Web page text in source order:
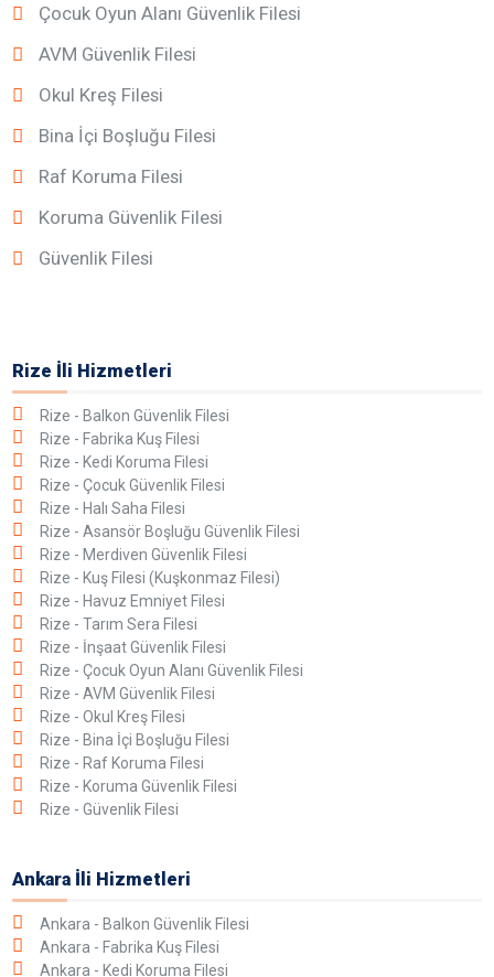
Çocuk Oyun Alanı Güvenlik Filesi
AVM Güvenlik Filesi
Okul Kreş Filesi
Bina İçi Boşluğu Filesi
Raf Koruma Filesi
Koruma Güvenlik Filesi
Güvenlik Filesi
Rize İli Hizmetleri
Rize - Balkon Güvenlik Filesi
Rize - Fabrika Kuş Filesi
Rize - Kedi Koruma Filesi
Rize - Çocuk Güvenlik Filesi
Rize - Halı Saha Filesi
Rize - Asansör Boşluğu Güvenlik Filesi
Rize - Merdiven Güvenlik Filesi
Rize - Kuş Filesi (Kuşkonmaz Filesi)
Rize - Havuz Emniyet Filesi
Rize - Tarım Sera Filesi
Rize - İnşaat Güvenlik Filesi
Rize - Çocuk Oyun Alanı Güvenlik Filesi
Rize - AVM Güvenlik Filesi
Rize - Okul Kreş Filesi
Rize - Bina İçi Boşluğu Filesi
Rize - Raf Koruma Filesi
Rize - Koruma Güvenlik Filesi
Rize - Güvenlik Filesi
Ankara İli Hizmetleri
Ankara - Balkon Güvenlik Filesi
Ankara - Fabrika Kuş Filesi
Ankara - Kedi Koruma Filesi